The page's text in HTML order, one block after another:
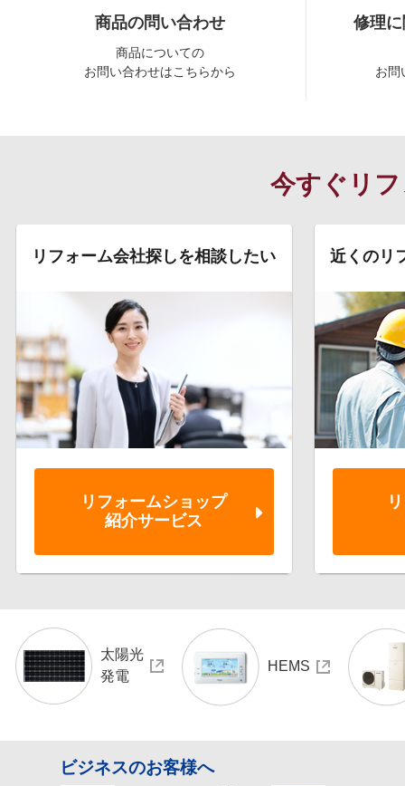
商品の問い合わせ
商品についての
お問い合わせはこちらから
修理
お問
今すぐリ
リフォーム会社探しを相談したい
リフォームショップ
紹介サービス
近くのリ
太陽光
発電
HEMS
ビジネスのお客様へ